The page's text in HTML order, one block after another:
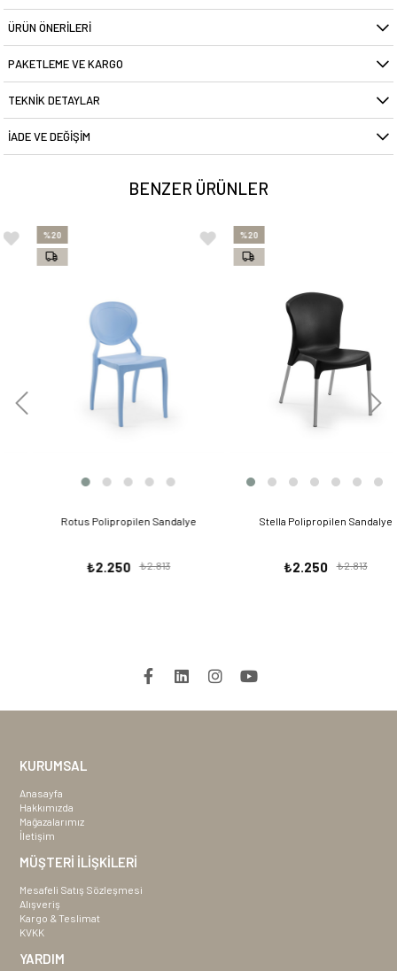
ÜRÜN ÖNERILERI
PAKETLEME VE KARGO
TEKNIK DETAYLAR
İADE VE DEĞIŞIM
BENZER ÜRÜNLER
Rotus Polipropilen Sandalye
₺2.250 ₺2.813
Stella Polipropilen Sandalye
₺2.250 ₺2.813
KURUMSAL
Anasayfa
Hakkımızda
Mağazalarımız
İletişim
MÜŞTERİ İLİŞKİLERİ
Mesafeli Satış Sözleşmesi
Alışveriş
Kargo & Teslimat
KVKK
YARDIM